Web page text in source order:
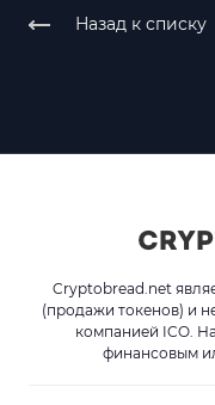
Назад к списку
Cryptobread.net
(продажи токенов) и
компанией ICO.
финансовым